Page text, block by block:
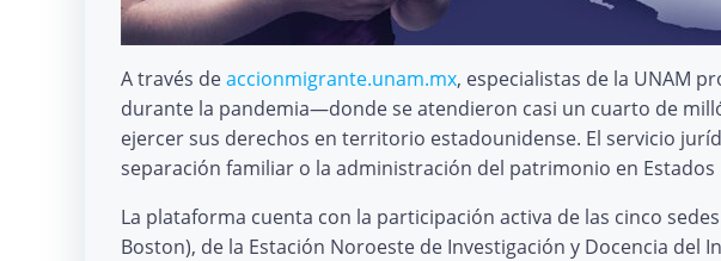
A través deaccionmigrante.unam.mx, especialistas de la UNAM
durante la pandemia—donde se atendieron casi un cuarto de
ejercer sus derechos en territorio estadounidense. El servicio
separación familiar o la administración del patrimonio en Estados
La plataforma cuenta con la participación activa de las cinco
Boston), de la Estación Noroeste de Investigación y Docencia del